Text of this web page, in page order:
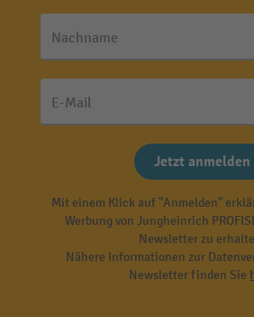
Nachname
E-Mail
Jetzt anmelden
Mit einem Klick auf "Anmelden"
Werbung von Jungheinrich
Newsletter zu
Nähere Informationen zur
Newsletter finden Sie